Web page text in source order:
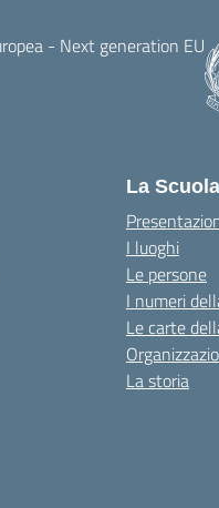
La Scuola
I luoghi
Le persone
I numeri
Le carte
La storia